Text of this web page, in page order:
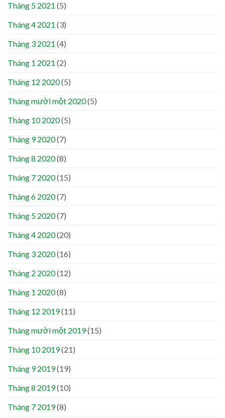
Tháng 5 2021 (5)
Tháng 4 2021 (3)
Tháng 3 2021 (4)
Tháng 1 2021 (2)
Tháng 12 2020(5)
Tháng mười một 2020(5)
Tháng 10 2020(5)
Tháng 9 2020(7)
Tháng 8 2020(8)
Tháng 7 2020(15)
Tháng 6 2020(7)
Tháng 5 2020(7)
Tháng 4 2020(20)
Tháng 3 2020(16)
Tháng 2 2020(12)
Tháng 1 2020(8)
Tháng 12 2019(11)
Tháng mười một 2019(15)
Tháng 10 2019(21)
Tháng 9 2019(19)
Tháng 8 2019(10)
Tháng 7 2019(8)